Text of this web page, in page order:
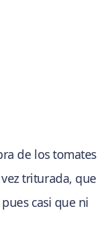
de los tomates
triturada, que
casi que ni